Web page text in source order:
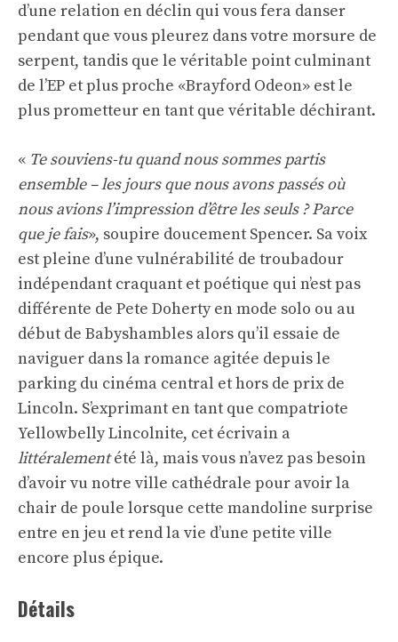
d’une relation en déclin qui vous fera danser
pendant que vous pleurez dans votre morsure de
serpent, tandis que le véritable point culminant
de l’EP et plus proche «Brayford Odeon» est le
plus prometteur en tant que véritable déchirant.
« Te souviens-tu quand nous sommes partis
ensemble – les jours que nous avons passés où
nous avions l’impression d’être les seuls ? Parce
que je fais», soupire doucement Spencer. Sa voix
est pleine d’une vulnérabilité de troubadour
indépendant craquant et poétique qui n’est pas
différente de Pete Doherty en mode solo ou au
début de Babyshambles alors qu’il essaie de
naviguer dans la romance agitée depuis le
parking du cinéma central et hors de prix de
Lincoln. S’exprimant en tant que compatriote
Yellowbelly Lincolnite, cet écrivain a
littéralementété là, mais vous n’avez pas besoin
d’avoir vu notre ville cathédrale pour avoir la
chair de poule lorsque cette mandoline surprise
entre en jeu et rend la vie d’une petite ville
encore plus épique.
Détails